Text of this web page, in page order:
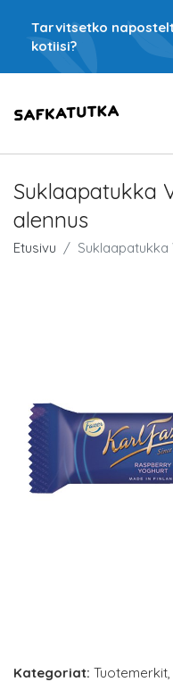
Tarvitsetko
kotiisi?
Suklaapatukka
alennus
Etusivu
Kategoriat: Tuotemerkit,